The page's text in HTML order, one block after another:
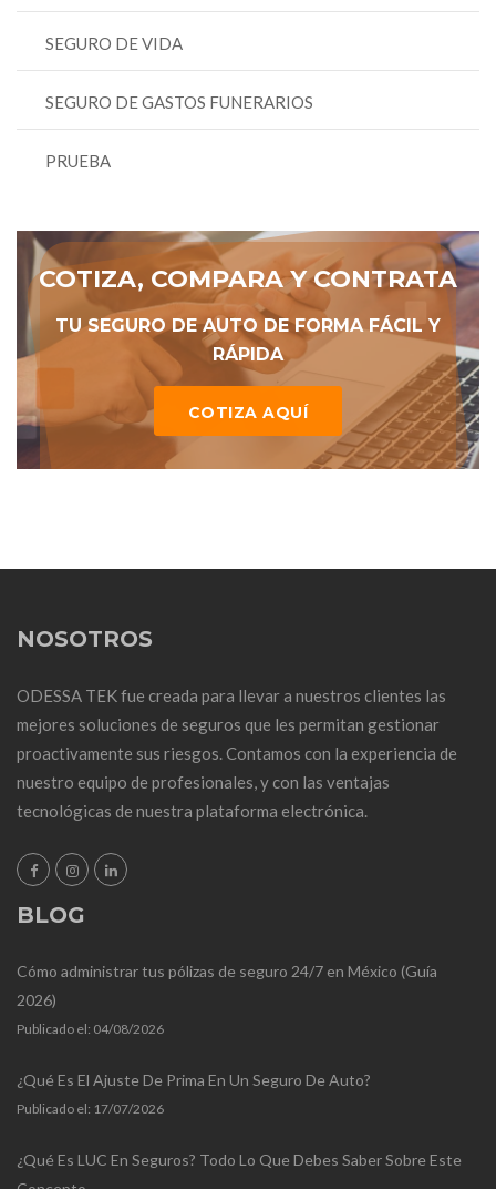
SEGURO DE VIDA
SEGURO DE GASTOS FUNERARIOS
PRUEBA
COTIZA, COMPARA Y CONTRATA
TU SEGURO DE AUTO DE FORMA FÁCIL Y
RÁPIDA
COTIZA AQUÍ
NOSOTROS
ODESSA TEK fue creada para llevar a nuestros clientes las
mejores soluciones de seguros que les permitan gestionar
proactivamente sus riesgos. Contamos con la experiencia de
nuestro equipo de profesionales, y con las ventajas
tecnológicas de nuestra plataforma electrónica.
BLOG
Cómo administrar tus pólizas de seguro 24/7 en México (Guía
2026)
Publicado el: 04/08/2026
¿Qué Es El Ajuste De Prima En Un Seguro De Auto?
Publicado el: 17/07/2026
¿Qué Es LUC En Seguros? Todo Lo Que Debes Saber Sobre Este